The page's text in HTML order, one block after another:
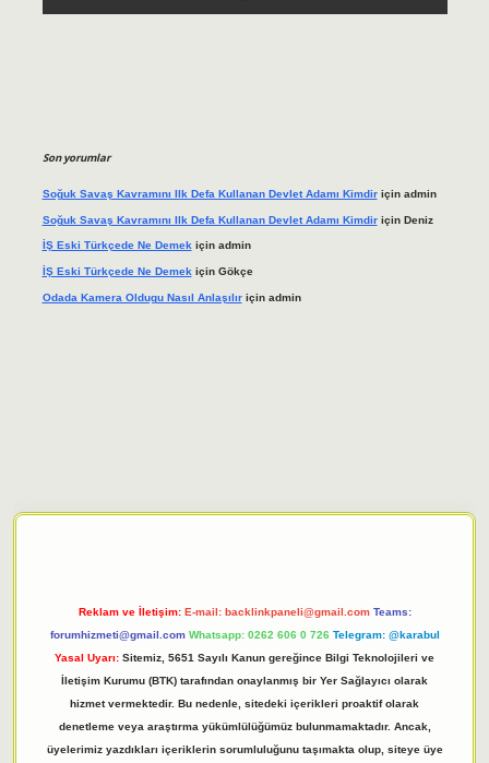
Son yorumlar
Soğuk Savaş Kavramını Ilk Defa Kullanan Devlet Adamı Kimdiriçin admin
Soğuk Savaş Kavramını Ilk Defa Kullanan Devlet Adamı Kimdiriçin Deniz
İŞ Eski Türkçede Ne Demekiçin admin
İŞ Eski Türkçede Ne Demek için Gökçe
Odada Kamera Oldugu Nasıl Anlaşılıriçin admin
Reklam ve İletişim: E-mail: backlinkpaneli@gmail.com Teams:
forumhizmeti@gmail.com Whatsapp: 0262 606 0 726 Telegram: @karabul
Yasal Uyarı: Sitemiz, 5651 Sayılı Kanun gereğince Bilgi Teknolojileri ve
İletişim Kurumu (BTK) tarafından onaylanmış bir Yer Sağlayıcı olarak
hizmet vermektedir. Bu nedenle, sitedeki içerikleri proaktif olarak
denetleme veya araştırma yükümlülüğümüz bulunmamaktadır. Ancak,
üyelerimiz yazdıkları içeriklerin sorumluluğunu taşımakta olup, siteye üye